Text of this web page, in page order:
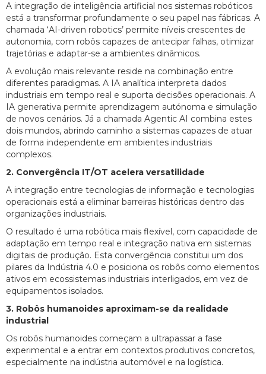
A integração de inteligência artificial nos sistemas robóticos
está a transformar profundamente o seu papel nas fábricas. A
chamada ‘AI-driven robotics’ permite níveis crescentes de
autonomia, com robôs capazes de antecipar falhas, otimizar
trajetórias e adaptar-se a ambientes dinâmicos.
A evolução mais relevante reside na combinação entre
diferentes paradigmas. A IA analítica interpreta dados
industriais em tempo real e suporta decisões operacionais. A
IA generativa permite aprendizagem autónoma e simulação
de novos cenários. Já a chamada Agentic AI combina estes
dois mundos, abrindo caminho a sistemas capazes de atuar
de forma independente em ambientes industriais
complexos.
2. Convergência IT/OT acelera versatilidade
A integração entre tecnologias de informação e tecnologias
operacionais está a eliminar barreiras históricas dentro das
organizações industriais.
O resultado é uma robótica mais flexível, com capacidade de
adaptação em tempo real e integração nativa em sistemas
digitais de produção. Esta convergência constitui um dos
pilares da Indústria 4.0 e posiciona os robôs como elementos
ativos em ecossistemas industriais interligados, em vez de
equipamentos isolados.
3. Robôs humanoides aproximam-se da realidade
industrial
Os robôs humanoides começam a ultrapassar a fase
experimental e a entrar em contextos produtivos concretos,
especialmente na indústria automóvel e na logística.